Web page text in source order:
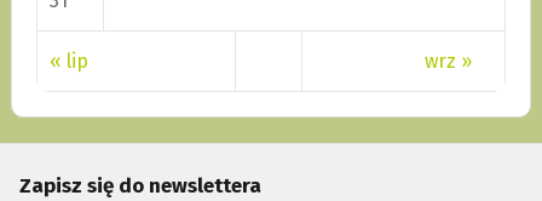
« lip wrz »
Zapisz się do newslettera